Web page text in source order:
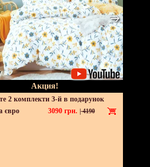
Акция!
2 комплекти 3-й в подарунок
євро
3090 грн. |4190